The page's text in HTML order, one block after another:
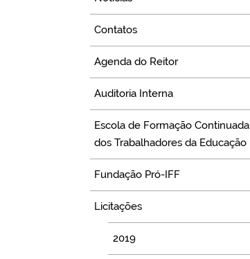
Contatos
Agenda do Reitor
Auditoria Interna
Escola de Formação Continuada
dos Trabalhadores da Educação
Fundação Pró-IFF
Licitações
2019